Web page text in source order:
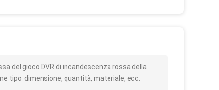
del gioco DVR di incandescenza rossa della
tipo, dimensione, quantità, materiale, ecc.